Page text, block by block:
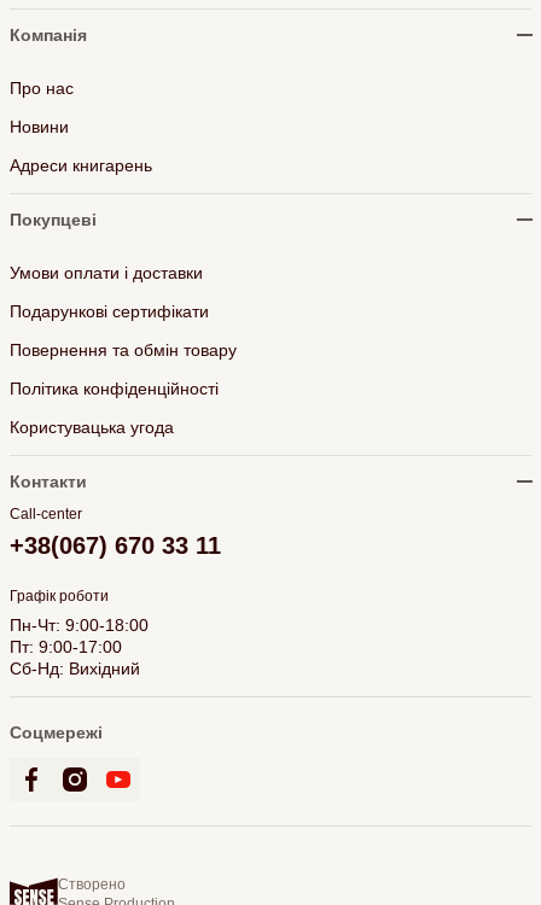
Компанія
Про нас
Новини
Адреси книгарень
Покупцеві
Умови оплати і доставки
Подарункові сертифікати
Повернення та обмін товару
Політика конфіденційності
Користувацька угода
Контакти
Call-center
+38(067) 670 33 11
Графік роботи
Пн-Чт: 9:00-18:00
Пт: 9:00-17:00
Сб-Нд: Вихідний
Соцмережі
Створено